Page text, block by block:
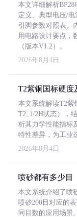
本文详细解析
定义、典型电压/
引脚参数对照表。
用电路设计要点，
（版本V1.2）。
2026年8月4日
T2紫铜国标硬度
本文系统解读T2紫
T2_1/2H状态），
析其力学性能指标
特性差异，为工业
2026年8月4日
喷砂都有多少目
本文系统介绍了喷
喷砂200目对应的
同目数的应用场景